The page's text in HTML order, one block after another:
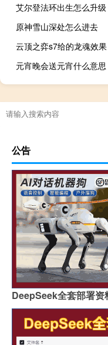
艾尔登法环出生怎么升级
原神雪山深处怎么进去
云顶之弈s7给的龙魂效果
元宵晚会送元宵什么意思
公告
DeepSeek全套部署资